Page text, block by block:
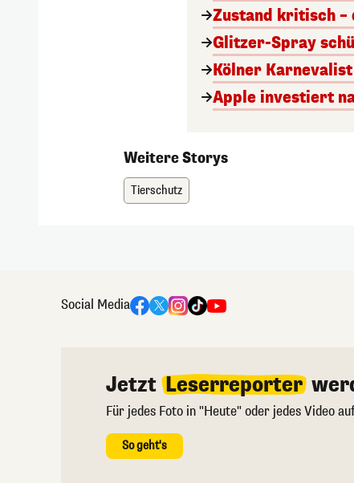
Zustand kritisch –
Glitzer-Spray
Kölner
Apple investiert
Weitere Storys
Tierschutz
Social Media
Jetzt Leserreporter
Für jedes Foto in "Heute" oder jedes Video
So geht's